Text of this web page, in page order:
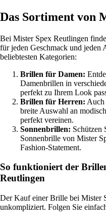
Das Sortiment von
Bei Mister Spex Reutlingen
für jeden Geschmack und jeden
beliebtesten Kategorien:
Brillen für Damen:
Damenbrillen in
perfekt zu Ihrem Look
Brillen für Herren: Auch
breite Auswahl an
perfekt vereinen.
Sonnenbrillen: Schützen
Sonnenbrille von Mister
Fashion-Statement.
So funktioniert der
Reutlingen
Der Kauf einer Brille bei Mister
unkompliziert. Folgen Sie